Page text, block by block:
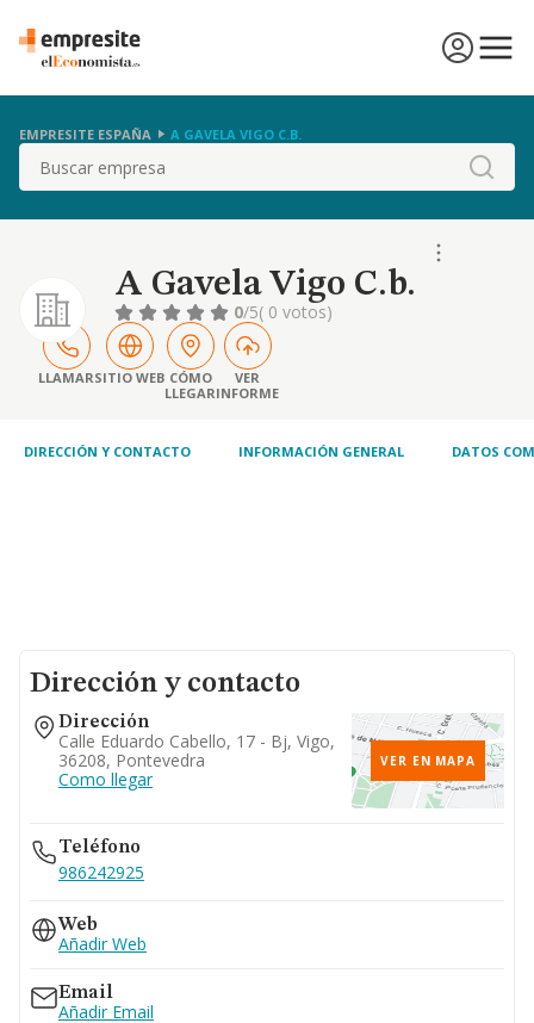
EMPRESITE ESPAÑA A GAVELA VIGO C.B.
Buscar
A Gavela Vigo C.b.
0/5( 0 votos)
LLAMARSITIO WEB CÓMO
LLEGAR
VER
INFORME
DIRECCIÓN Y CONTACTO INFORMACIÓN GENERAL DATOS
Dirección y contacto
Dirección
Calle Eduardo Cabello, 17 - Bj, Vigo,
36208, Pontevedra
Como llegar
VER EN MAPA
Teléfono
986242925
Web
Añadir Web
Email
Añadir Email